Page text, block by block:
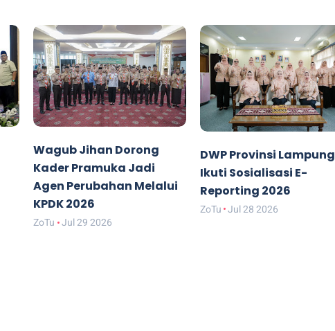
Wagub Jihan Dorong
Kader Pramuka Jadi
Agen Perubahan Melalui
KPDK 2026
ZoTu Jul 29 2026
DWP Provinsi Lampung
Ikuti Sosialisasi E-
Reporting 2026
ZoTu Jul 28 2026